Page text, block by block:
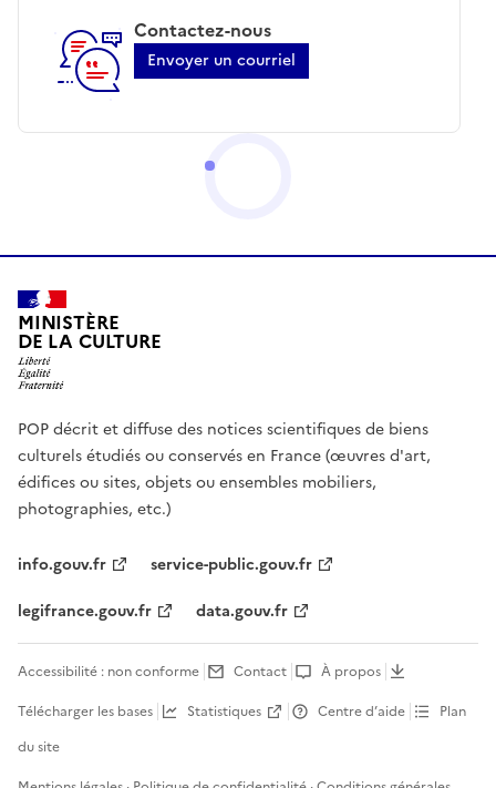
Contactez-nous
Envoyer un courriel
MINISTÈRE
DE LA CULTURE
POP décrit et diffuse des notices scientifiques de biens
culturels étudiés ou conservés en France (œuvres d'art,
édifices ou sites, objets ou ensembles mobiliers,
photographies, etc.)
info.gouv.fr
service-public.gouv.fr
legifrance.gouv.fr
data.gouv.fr
Accessibilité : non conforme Contact
À propos
Télécharger les bases
Statistiques Centre d’aide
Plan
du site